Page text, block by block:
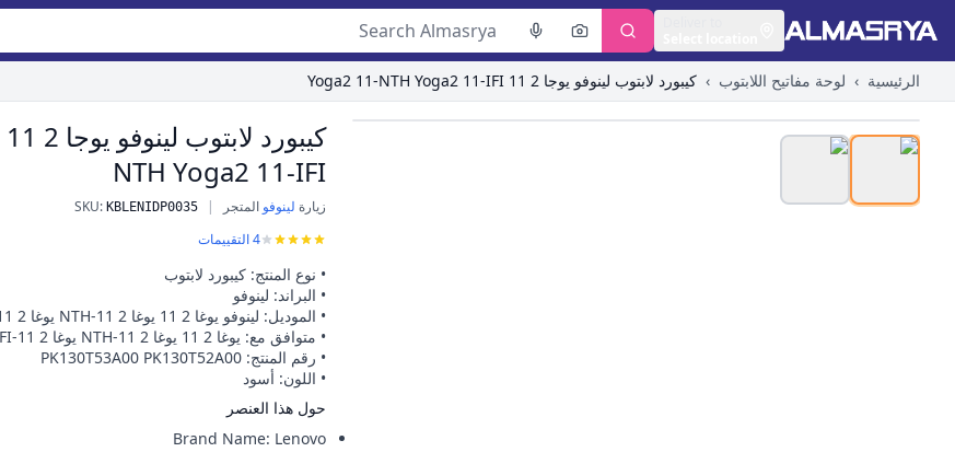
الرئيسية › لوحة مفاتيح اللابتوب › كيبورد لابتوب لينوفو يوجا 2 11 Yoga2 11-NTH Yoga2 11-IFI
Roll over image to zoom in
NTH Yoga2 11-IFI
كيبورد لابتوب لينوفو يوجا 2 11 Yoga2 11-NTH Yoga2 11-IFI
زيارة لينوفو المتجر |
SKU: KBLENIDP0035
4التقييمات
• نوع المنتج: كيبورد لابتوب
• البراند: لينوفو
• الموديل: لينوفو يوغا 2 11 يوغا 2 11-NTH يوغا 2 11-IFI
• متوافق مع: يوغا 2 11 يوغا 2 11-NTH يوغا 2 11-IFI
• رقم المنتج: PK130T53A00 PK130T52A00
• اللون: أسود
حول هذا العنصر
Brand Name: Lenovo